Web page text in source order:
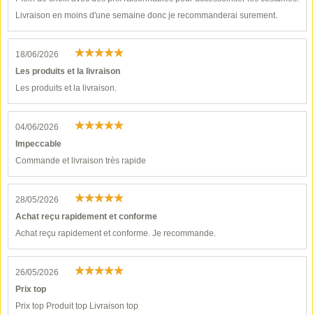
Livraison en moins d'une semaine donc je recommanderai surement.
18/06/2026
Les produits et la livraison
Les produits et la livraison.
04/06/2026
Impeccable
Commande et livraison très rapide
28/05/2026
Achat reçu rapidement et conforme
Achat reçu rapidement et conforme. Je recommande.
26/05/2026
Prix top
Prix top Produit top Livraison top